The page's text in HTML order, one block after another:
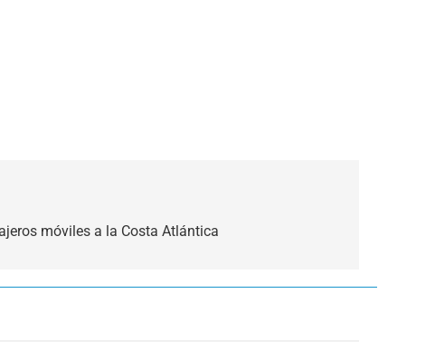
móviles a la Costa Atlántica